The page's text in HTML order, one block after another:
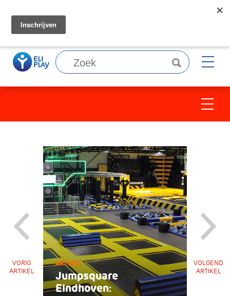
Wij zoeken collega's, bekijk
vacatures
VORIG
ARTIKEL
ARTIKEL
Jumpsquare
Eindhoven:
VOLGEND
ARTIKEL